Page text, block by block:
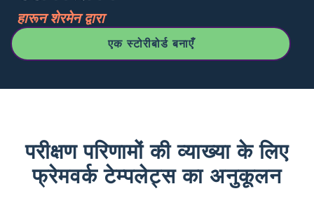
हारून शेरमेन द्वारा
एक स्टोरीबोर्ड बनाएँ
परीक्षण परिणामों की व्याख्या के लिए
फ्रेमवर्क टेम्पलेट्स का अनुकूलन